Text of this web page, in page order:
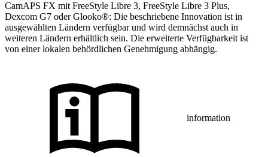
CamAPS FX mit FreeStyle Libre 3, FreeStyle Libre 3 Plus,
Dexcom G7 oder Glooko®: Die beschriebene Innovation ist in
ausgewählten Ländern verfügbar und wird demnächst auch in
weiteren Ländern erhältlich sein. Die erweiterte Verfügbarkeit ist
von einer lokalen behördlichen Genehmigung abhängig.
information